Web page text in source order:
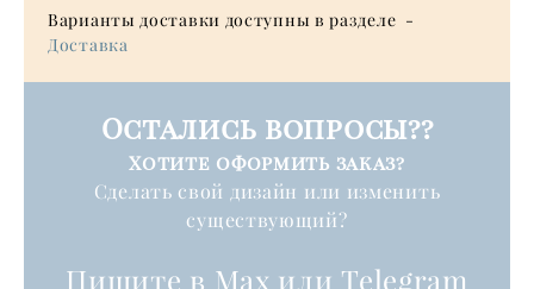
Варианты доставки доступны в разделе -
Доставка
Остались вопросы??
Хотите оформить заказ?
Cделать свой дизайн или изменить
существующий?
Пишите в Max или Telegram